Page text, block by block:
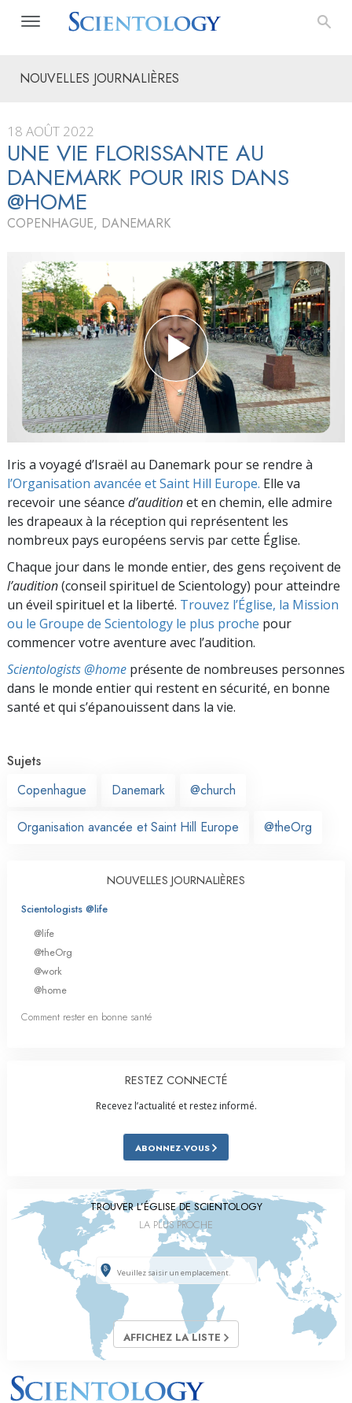
NOUVELLES JOURNALIÈRES
18 AOÛT 2022
UNE VIE FLORISSANTE AU
DANEMARK POUR IRIS DANS
@HOME
COPENHAGUE, DANEMARK
Iris a voyagé d’Israël au Danemark pour se rendre à
l’Organisation avancée et Saint Hill Europe. Elle va
recevoir une séance d’auditionet en chemin, elle admire
les drapeaux à la réception qui représentent les
nombreux pays européens servis par cette Église.
Chaque jour dans le monde entier, des gens reçoivent de
l’audition(conseil spirituel de Scientology) pour atteindre
un éveil spirituel et la liberté. Trouvez l’Église, la Mission
ou le Groupe de Scientology le plus proche pour
commencer votre aventure avec l’audition.
Scientologists @home présente de nombreuses personnes
dans le monde entier qui restent en sécurité, en bonne
santé et qui s’épanouissent dans la vie.
Sujets
Copenhague
Danemark @church
Organisation avancée et Saint Hill Europe @theOrg
NOUVELLES JOURNALIÈRES
Scientologists @life
@life
@theOrg
@work
@home
Comment rester en bonne santé
RESTEZ CONNECTÉ
Recevez l’actualité et restez informé.
ABONNEZ-VOUS
TROUVER L’ÉGLISE DE SCIENTOLOGY
LA PLUS PROCHE
AFFICHEZ LA LISTE